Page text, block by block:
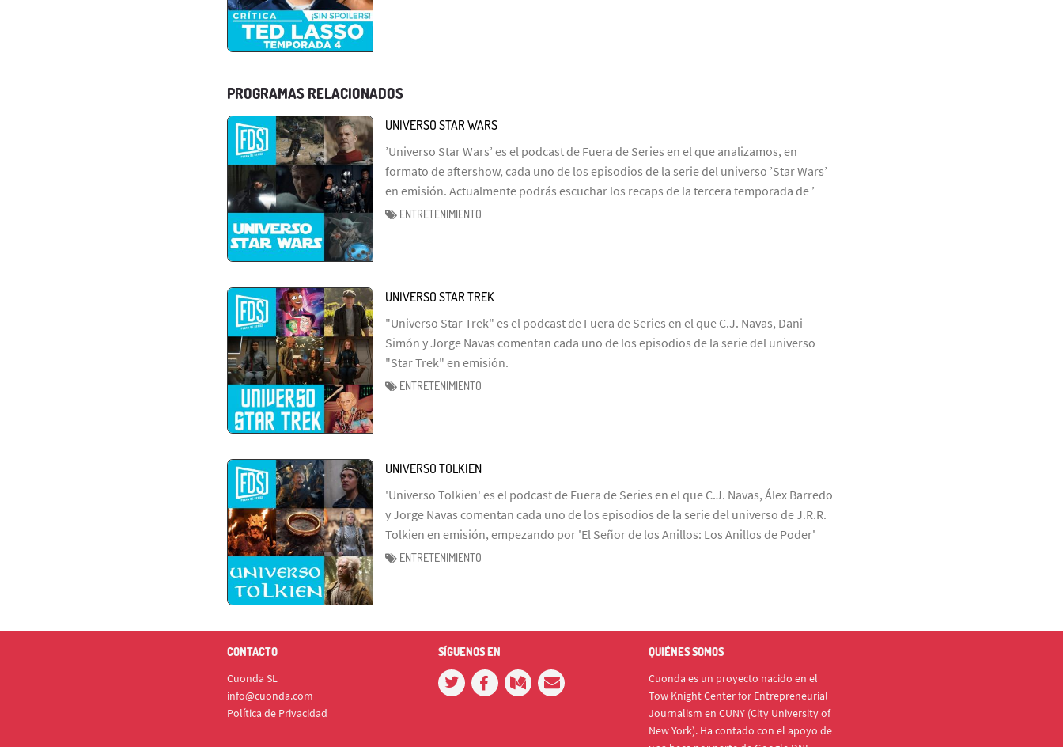
PROGRAMAS RELACIONADOS
UNIVERSO STAR WARS
’Universo Star Wars’ es el podcast de Fuera de Series en el que analizamos, en
formato de aftershow, cada uno de los episodios de la serie del universo ’Star Wars’
en emisión. Actualmente podrás escuchar los recaps de la tercera temporada de ’
ENTRETENIMIENTO
UNIVERSO STAR TREK
"Universo Star Trek" es el podcast de Fuera de Series en el que C.J. Navas, Dani
Simón y Jorge Navas comentan cada uno de los episodios de la serie del universo
"Star Trek" en emisión.
ENTRETENIMIENTO
UNIVERSO TOLKIEN
'Universo Tolkien' es el podcast de Fuera de Series en el que C.J. Navas, Álex Barredo
y Jorge Navas comentan cada uno de los episodios de la serie del universo de J.R.R.
Tolkien en emisión, empezando por 'El Señor de los Anillos: Los Anillos de Poder'
ENTRETENIMIENTO
CONTACTO
Cuonda SL
info@cuonda.com
Política de Privacidad
SÍGUENOS EN QUIÉNES SOMOS
Cuonda es un proyecto nacido en el
Tow Knight Center for Entrepreneurial
Journalism en CUNY (City University of
New York). Ha contado con el apoyo de